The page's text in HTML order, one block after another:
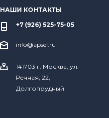
НАШИ КОНТАКТЫ
+7 (926) 525-75-05
info@apsel.ru
141703 г. Москва, ул.
Речная, 22,
Долгопрудный